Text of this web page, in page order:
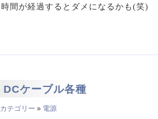
時間が経過するとダメになるかも(笑)
DCケーブル各種
カテゴリー » 電源